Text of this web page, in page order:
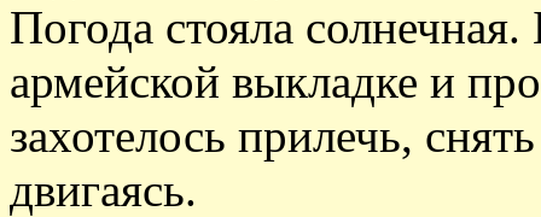
Погода стояла
армейской выкладке и
захотелось прилечь,
двигаясь.